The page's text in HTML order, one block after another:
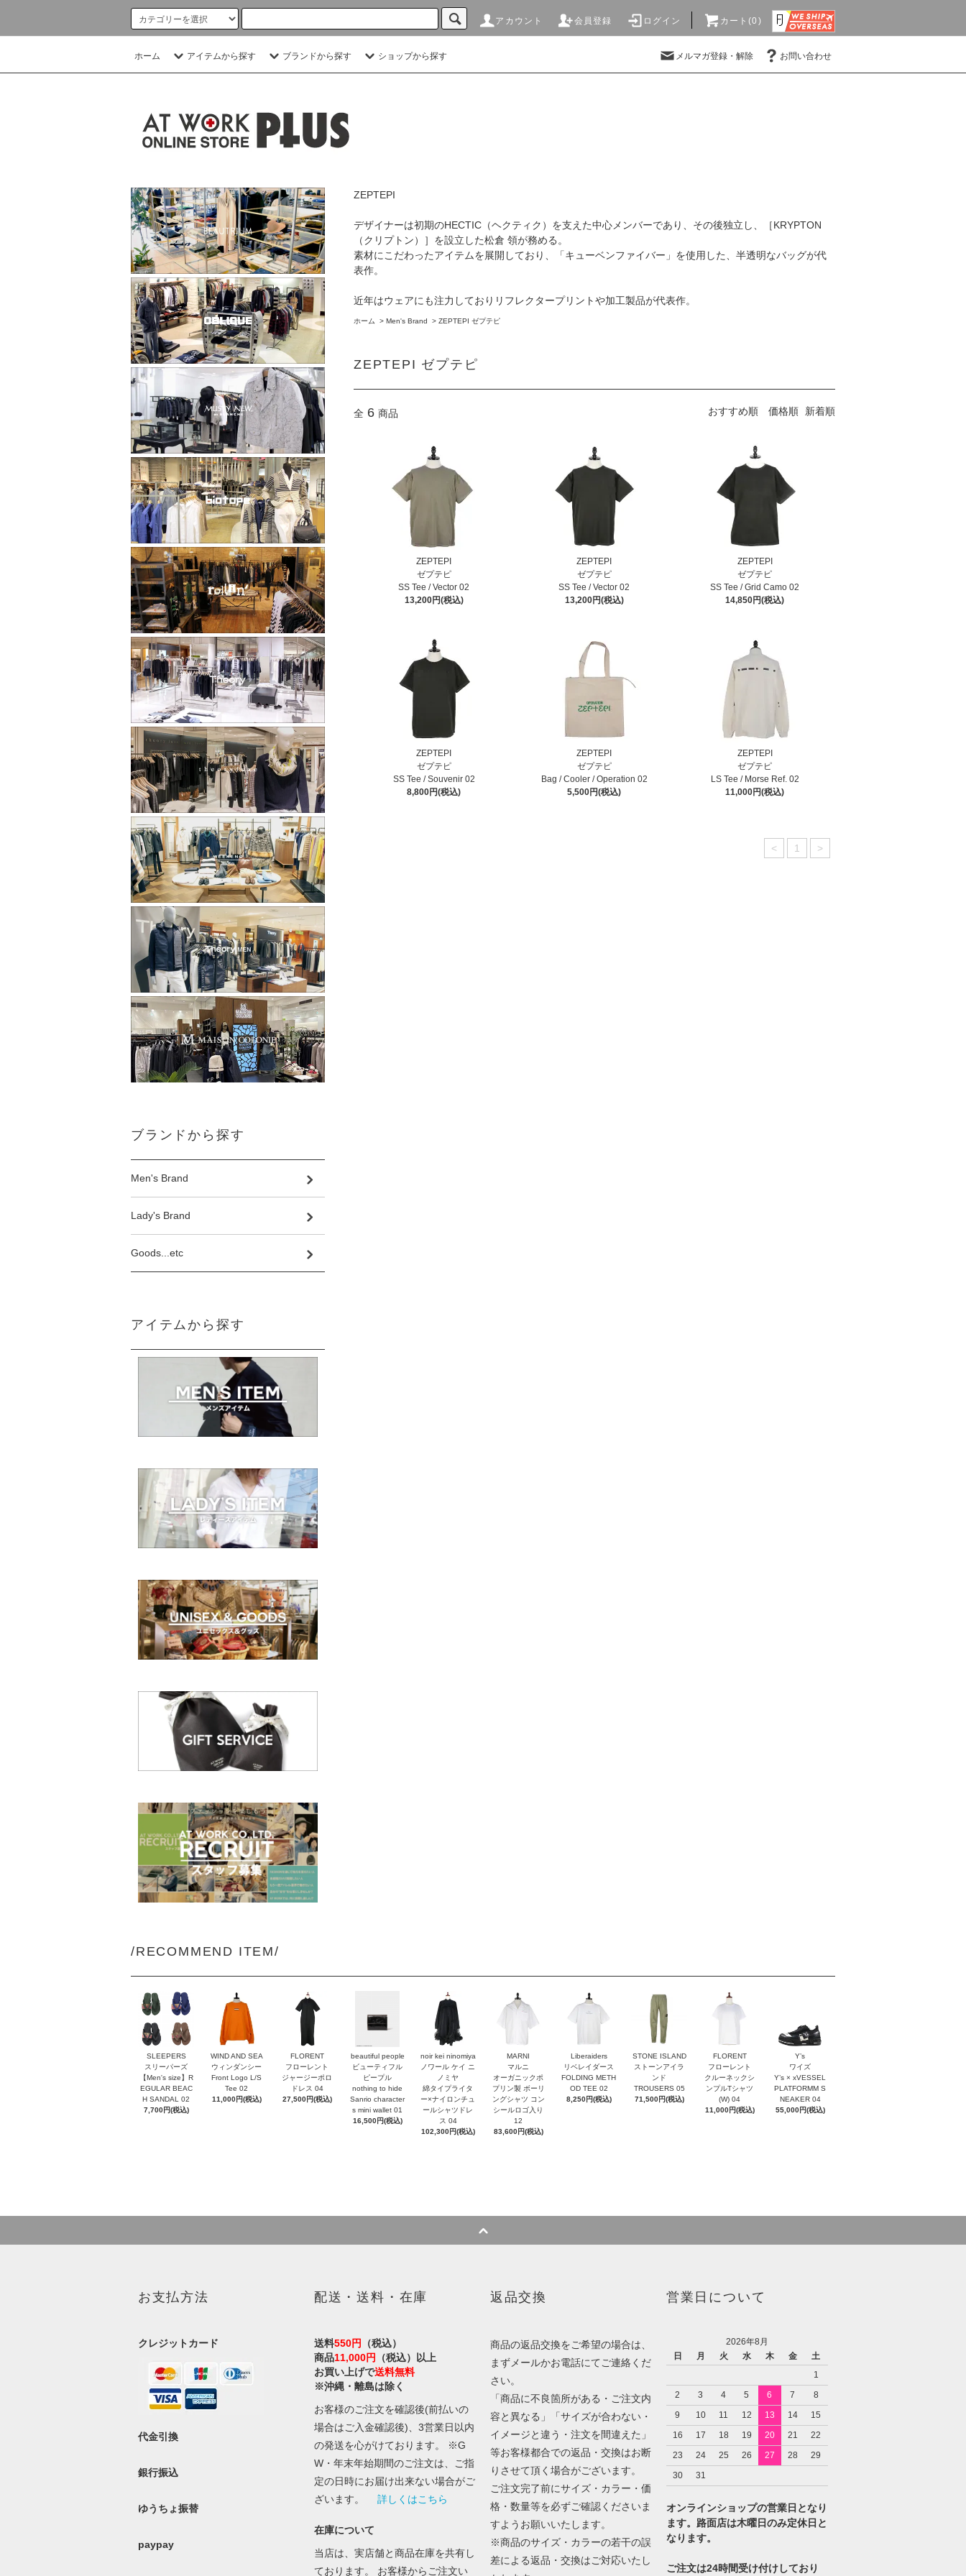
アカウント 会員登録 ログイン カート(0)
ホーム アイテムから探す ブランドから探す ショップから探す メルマガ登録・解除 お問い合わせ
ZEPTEPI
デザイナーは初期のHECTIC（ヘクティク）を支えた中心メンバーであり、その後独立し、［KRYPTON
（クリプトン）］を設立した松倉 領が務める。
素材にこだわったアイテムを展開しており、「キューベンファイバー」を使用した、半透明なバッグが代
表作。
近年はウェアにも注力しておりリフレクタープリントや加工製品が代表作。
ホーム > Men's Brand > ZEPTEPI ゼプテピ
ZEPTEPI ゼプテピ
全 6 商品 おすすめ順 価格順 新着順
ZEPTEPI
ゼプテピ
SS Tee / Vector 02
13,200円(税込)
ZEPTEPI
ゼプテピ
SS Tee / Vector 02
13,200円(税込)
ZEPTEPI
ゼプテピ
SS Tee / Grid Camo 02
14,850円(税込)
ZEPTEPI
ゼプテピ
SS Tee / Souvenir 02
8,800円(税込)
ZEPTEPI
ゼプテピ
Bag / Cooler / Operation 02
5,500円(税込)
ZEPTEPI
ゼプテピ
LS Tee / Morse Ref. 02
11,000円(税込)
< 1 >
ブランドから探す
Men's Brand
Lady's Brand
Goods...etc
アイテムから探す
/RECOMMEND ITEM/
SLEEPERS
スリーパーズ
【Men's size】R
EGULAR BEAC
H SANDAL 02
7,700円(税込)
WIND AND SEA
ウィンダンシー
Front Logo L/S
Tee 02
11,000円(税込)
FLORENT
フローレント
ジャージーポロ
ドレス 04
27,500円(税込)
beautiful people
ビューティフル
ピープル
nothing to hide
Sanrio character
s mini wallet⁠ 01
16,500円(税込)
noir kei ninomiya
ノワール ケイ ニ
ノミヤ
綿タイプライタ
ー×ナイロンチュ
ールシャツドレ
ス 04
102,300円(税込)
MARNI
マルニ
オーガニックポ
プリン製 ボーリ
ングシャツ コン
シールロゴ入り
12
83,600円(税込)
Liberaiders
リベレイダース
FOLDING METH
OD TEE 02
8,250円(税込)
STONE ISLAND
ストーンアイラ
ンド
TROUSERS 05
71,500円(税込)
FLORENT
フローレント
クルーネックシ
ンプルTシャツ
(W) 04
11,000円(税込)
Y’s
ワイズ
Y’s × xVESSEL
PLATFORMM S
NEAKER 04
55,000円(税込)
お支払方法
クレジットカード
代金引換
銀行振込
ゆうちょ振替
paypay
配送・送料・在庫
送料550円
（税込）
商品11,000円
（税込）以上
お買い上げで送料無料
※沖縄・離島は除く
お客様のご注文を確認後(前払いの
場合はご入金確認後)、3営業日以内
の発送を心がけております。 ※G
W・年末年始期間のご注文は、ご指
定の日時にお届け出来ない場合がご
ざいます。 詳しくはこちら
在庫について
当店は、実店舗と商品在庫を共有し
ております。 お客様からご注文い
返品交換
商品の返品交換をご希望の場合は、
まずメールかお電話にてご連絡くだ
さい。
「商品に不良箇所がある・ご注文内
容と異なる」「サイズが合わない・
イメージと違う・注文を間違えた」
等お客様都合での返品・交換はお断
りさせて頂く場合がございます。
ご注文完了前にサイズ・カラー・価
格・数量等を必ずご確認くださいま
すようお願いいたします。
※商品のサイズ・カラーの若干の誤
差による返品・交換はご対応いたし
営業日について
2026年8月
日
月 火 水 木 金
土
1
2
3 4 5 6 7
8
9
10 11 12 13 14
15
16
17 18 19 20 21
22
23
24 25 26 27 28
29
30
31
オンラインショップの営業日となり
ます。路面店は木曜日のみ定休日と
なります。
ご注文は24時間受け付けしており